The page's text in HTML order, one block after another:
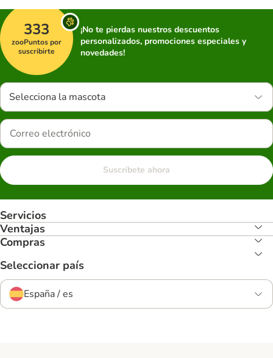
333
zooPuntos por
suscribirte
¡No te pierdas nuestros descuentos
personalizados, promociones especiales y
novedades!
Selecciona la mascota
Suscríbete ahora
Servicios
Ventajas
Compras
Seleccionar país
España / es